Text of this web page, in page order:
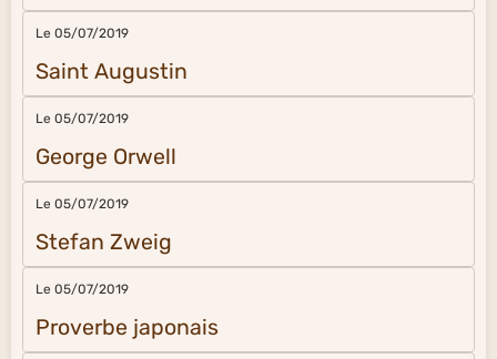
Le 05/07/2019
Saint Augustin
Le 05/07/2019
George Orwell
Le 05/07/2019
Stefan Zweig
Le 05/07/2019
Proverbe japonais